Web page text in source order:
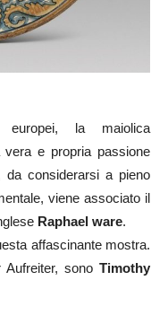
la maiolica
vera e propria passione
da considerarsi a pieno
viene associato il
Raphael ware.
affascinante mostra.
sonoTimothy